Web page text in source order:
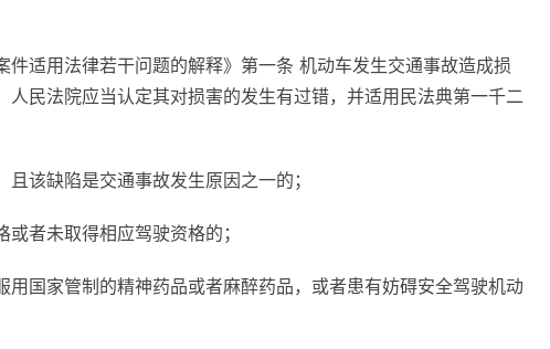
件适用法律若干问题的解释》第一条 机动车发生交通事故造成损
民法院应当认定其对损害的发生有过错，并适用民法典第一千二
该缺陷是交通事故发生原因之一的；
或者未取得相应驾驶资格的；
用国家管制的精神药品或者麻醉药品，或者患有妨碍安全驾驶机动